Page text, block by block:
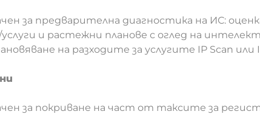
за предварителна диагностика на ИС:
и растежни планове с оглед на
на разходите за услугите IP Scan или
за покриване на част от таксите за